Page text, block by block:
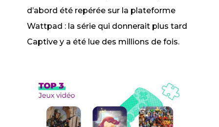
d’abord été repérée sur la plateforme
Wattpad : la série qui donnerait plus tard
Captive y a été lue des millions de fois.